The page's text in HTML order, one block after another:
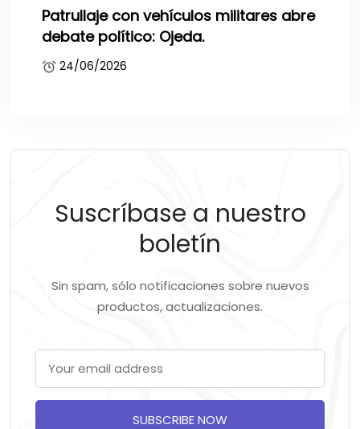
Patrullaje con vehículos militares abre
debate político: Ojeda.
24/06/2026
Suscríbase a nuestro
boletín
Sin spam, sólo notificaciones sobre nuevos
productos, actualizaciones.
SUBSCRIBE NOW